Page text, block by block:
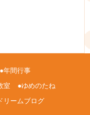
年間行事
室
ゆめのたね
リームブログ